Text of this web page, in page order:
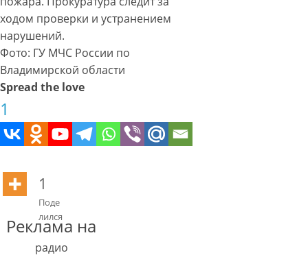
ходом проверки и устранением
нарушений.
Фото: ГУ МЧС России по
Владимирской области
Spread the love
1
1
Поде
лился
Реклама на
радио